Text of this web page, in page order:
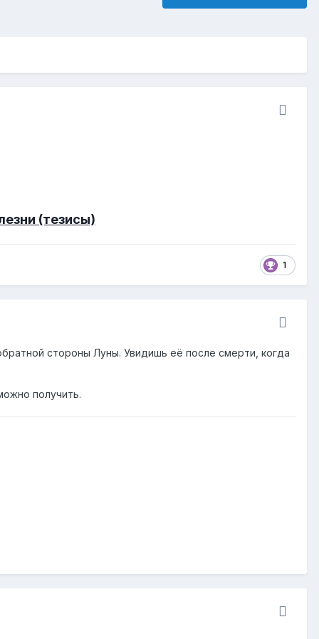
(тезисы)
1
стороны Луны. Увидишь её после смерти, когда
получить.